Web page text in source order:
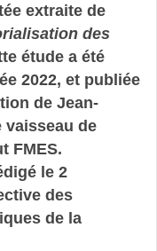
extraite de
des
étude a été
2022, et publiée
de Jean-
vaisseau de
FMES.
le 2
des
de la